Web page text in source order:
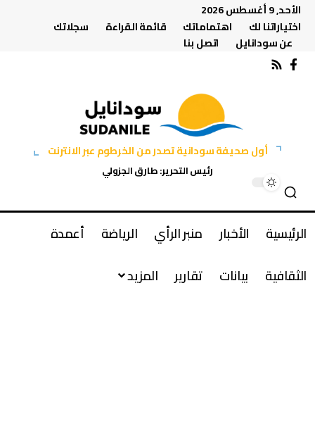
الأحد, 9 أغسطس 2026
اختياراتنا لك
اهتماماتك قائمة القراءة
سجلاتك
عن سودانايل
اتصل بنا
أول صحيفة سودانية تصدر من الخرطوم عبر الانترنت
رئيس التحرير: طارق الجزولي
الرئيسية الأخبار منبر الرأي الرياضة
أعمدة
الثقافية
بيانات تقارير المزيد